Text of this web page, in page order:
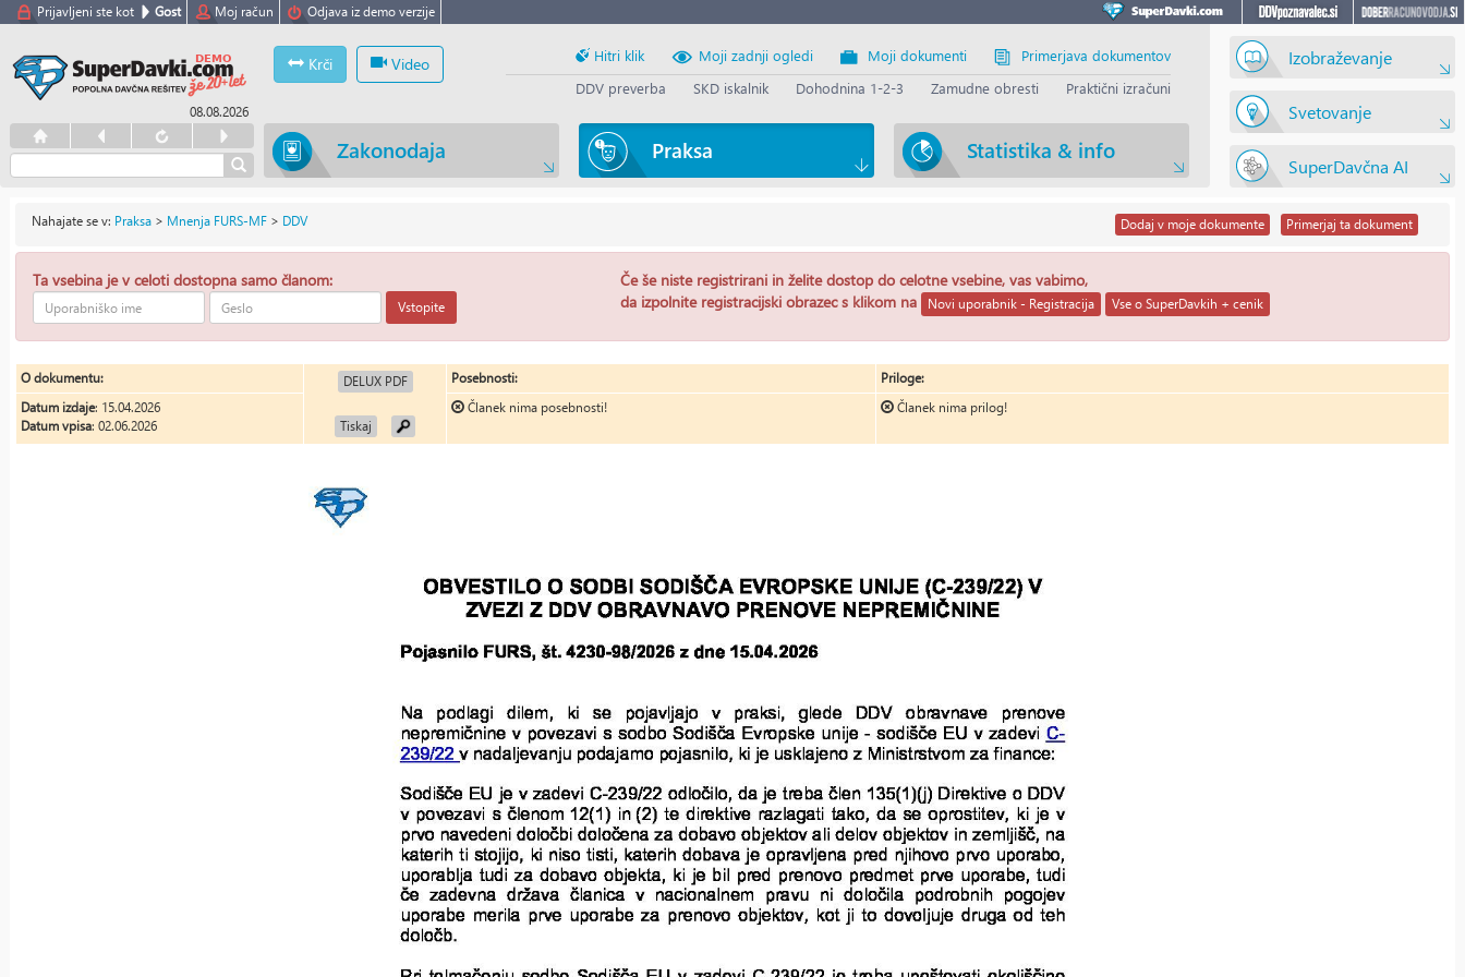
Prijavljeni ste kot Gost Moj račun Odjava iz demo verzije
08.08.2026
Krči Video Hitri klik Moji zadnji ogledi Moji dokumenti
Primerjava dokumentov
DDV preverba
SKD iskalnik Dohodnina 1-2-3 Zamudne obresti Praktični izračuni
Zakonodaja Praksa Statistika & info
Izobraževanje
Svetovanje
SuperDavčna AI
Nahajate se v: Praksa > Mnenja FURS-MF > DDV Primerjaj ta dokument
Dodaj v moje dokumente
Ta vsebina je v celoti dostopna samo članom:
Vstopite
Če še niste registrirani in želite dostop do celotne vsebine, vas vabimo,
da izpolnite registracijski obrazec s klikom na
Novi uporabnik - Registracija Vse o SuperDavkih + cenik
O dokumentu: DELUX PDF
Tiskaj
Posebnosti:
Priloge:
Datum izdaje: 15.04.2026
Datum vpisa: 02.06.2026
Članek nima posebnosti! Članek nima prilog!